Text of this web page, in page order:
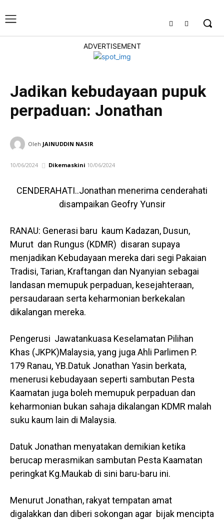
ADVERTISEMENT
Jadikan kebudayaan pupuk
perpaduan: Jonathan
Oleh JAINUDDIN NASIR
10/06/2024 Dikemaskini 10/06/2024
CENDERAHATI..Jonathan menerima cenderahati
disampaikan Geofry Yunsir
RANAU: Generasi baru kaum Kadazan, Dusun,
Murut dan Rungus (KDMR) disaran supaya
menjadikan Kebudayaan mereka dari segi Pakaian
Tradisi, Tarian, Kraftangan dan Nyanyian sebagai
landasan memupuk perpaduan, kesejahteraan,
persaudaraan serta keharmonian berkekalan
dikalangan mereka.
Pengerusi Jawatankuasa Keselamatan Pilihan
Khas (JKPK)Malaysia, yang juga Ahli Parlimen P.
179 Ranau, YB.Datuk Jonathan Yasin berkata,
menerusi kebudayaan seperti sambutan Pesta
Kaamatan juga boleh memupuk perpaduan dan
keharmonian bukan sahaja dikalangan KDMR malah
suku kaum lain di Malaysia.
Datuk Jonathan menyatakan demikian ketika
berucap merasmikan sambutan Pesta Kaamatan
peringkat Kg.Maukab di sini baru-baru ini.
Menurut Jonathan, rakyat tempatan amat
digalakkan dan diberi sokongan agar bijak mencipta